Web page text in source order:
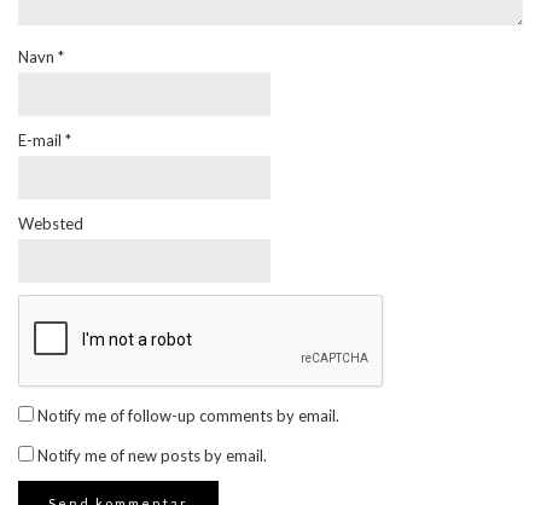
Navn *
E-mail *
Websted
Notify me of follow-up comments by email.
Notify me of new posts by email.